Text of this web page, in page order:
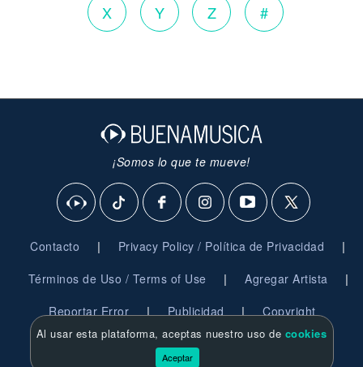
X Y Z #
¡Somos lo que te mueve!
Contacto | Privacy Policy / Política de Privacidad |
Términos de Uso / Terms of Use | Agregar Artista |
Reportar Error | Publicidad | Copyright
© 2026 BuenaMusica.com - Derechos Reservados
Al usar esta plataforma, aceptas nuestro uso de cookies
Aceptar